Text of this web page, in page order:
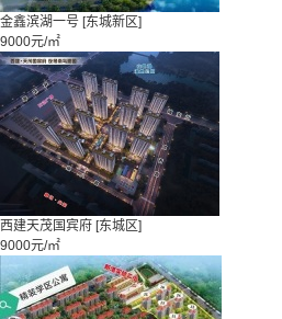
金鑫滨湖一号 [东城新区]
9000元/㎡
西建天茂国宾府 [东城区]
9000元/㎡